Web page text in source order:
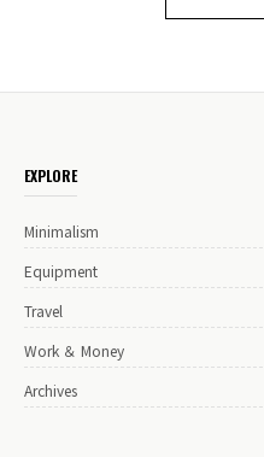
EXPLORE
Minimalism
Equipment
Travel
Work ＆ Money
Archives